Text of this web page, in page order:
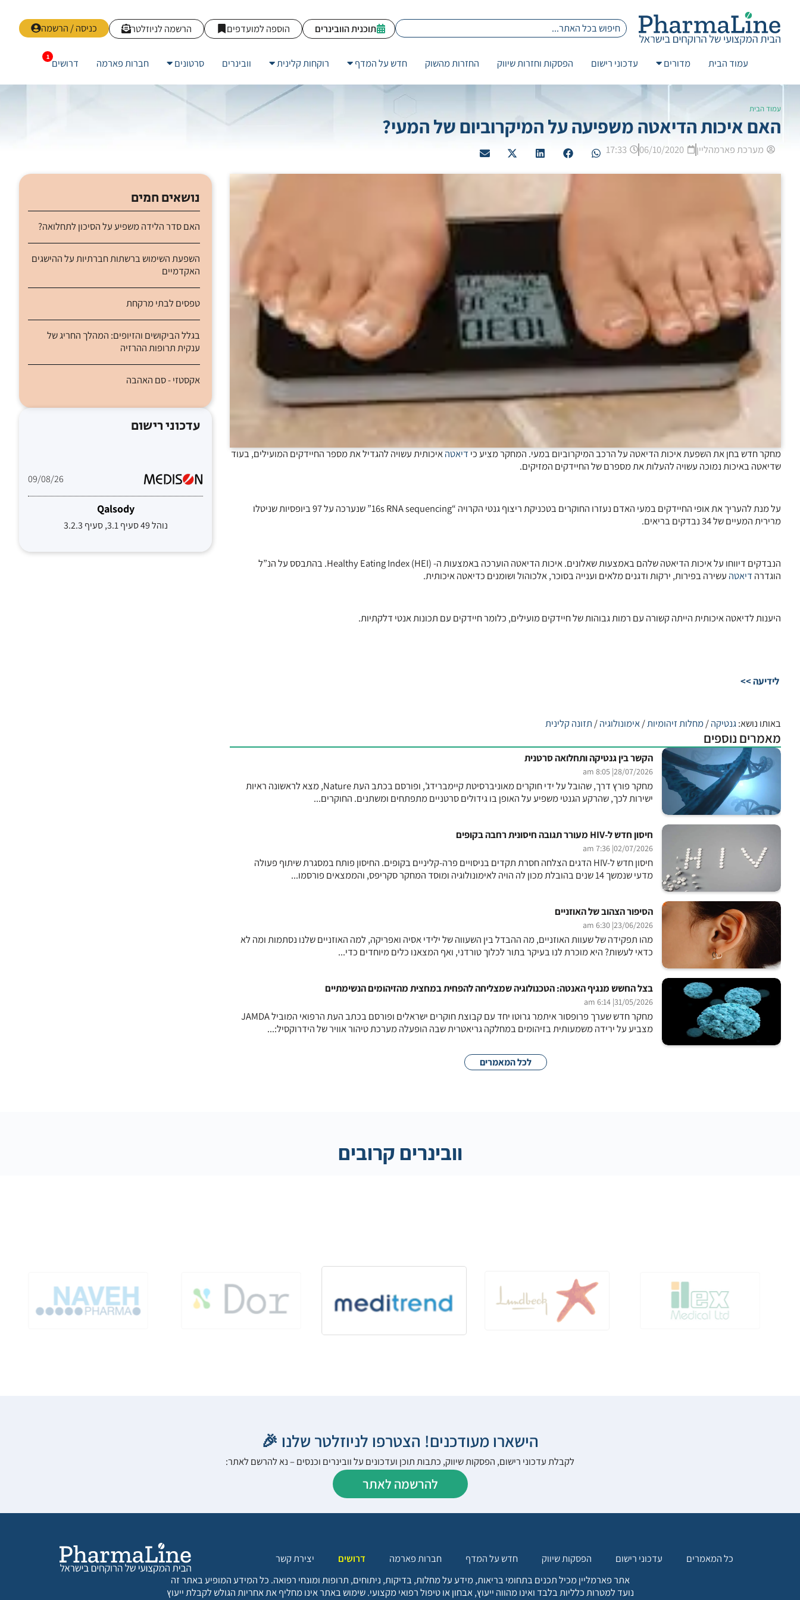
כניסה / הרשמה הרשמה לניוזלטר הוספה למועדפים תוכנית הוובינרים
עמוד הבית מדורים עדכוני רישום הפסקות וחזרות שיווק החזרות מהשוק חדש על המדף רוקחות קלינית וובינרים סרטונים חברות פארמה דרושים
עמוד הבית
האם איכות הדיאטה משפיעה על המיקרוביום של המעי?
מערכת פארמהליין 06/10/2020
17:33
מחקר חדש בחן את השפעת איכות הדיאטה על הרכב המיקרוביום במעי. המחקר מציע כי דיאטהאיכותית עשויה להגדיל את מספר החיידקים המועילים, בעוד
שדיאטה באיכות נמוכה עשויה להעלות את מספרם של החיידקים המזיקים.
על מנת להעריך את אופי החיידקים במעי האדם נעזרו החוקרים בטכניקת ריצוף גנטי הקרויה “16s RNA sequencing” שנערכה על 97 ביופסיות שניטלו
מרירית המעיים של 34 נבדקים בריאים.
הנבדקים דיווחו על איכות הדיאטה שלהם באמצעות שאלונים. איכות הדיאטה הוערכה באמצעות ה- Healthy Eating Index (HEI). בהתבסס על הנ”ל
הוגדרה דיאטה עשירה בפירות, ירקות ודגנים מלאים וענייה בסוכר, אלכוהול ושומנים כדיאטה איכותית.
היענות לדיאטה איכותית הייתה קשורה עם רמות גבוהות של חיידקים מועילים, כלומר חיידקים עם תכונות אנטי דלקתיות.
לידיעה >>
באותו נושא:גנטיקה/מחלות זיהומיות/אימונולוגיה/ תזונה קלינית
מאמרים נוספים
הקשר בין גנטיקה ותחלואה סרטנית
28/07/2026
| 8:05 am
מחקר פורץ דרך, שהובל על ידי חוקרים מאוניברסיטת קיימברידג', ופורסם בכתב העת Nature, מצא לראשונה ראיות
ישירות לכך, שהרקע הגנטי משפיע על האופן בו גידולים סרטניים מתפתחים ומשתנים. החוקרים...
חיסון חדש ל-HIV מעורר תגובה חיסונית רחבה בקופים
02/07/2026
| 7:36 am
חיסון חדש ל-HIV הדגים הצלחה חסרת תקדים בניסויים פרה-קליניים בקופים. החיסון פותח במסגרת שיתוף פעולה
מדעי שנמשך 14 שנים בהובלת מכון לה הויה לאימונולוגיה ומוסד המחקר סקריפס, והממצאים פורסמו...
הסיפור הצהוב של האוזניים
23/06/2026
| 6:30 am
מהו תפקידה של שעוות האוזניים, מה ההבדל בין השעווה של ילידי אסיה ואפריקה, למה האוזניים שלנו נסתמות ומה לא
כדאי לעשות? היא מוכרת לנו בעיקר בתור לכלוך טורדני, ואף המצאנו כלים מיוחדים כדי...
בצל החשש מנגיף האנטה: הטכנולוגיה שמצליחה להפחית במחצית מהזיהומים הנשימתיים
31/05/2026
| 6:14 am
מחקר חדש שערך פרופסור איתמר גרוטו יחד עם קבוצת חוקרים ישראלים ופורסם בכתב העת הרפואי המוביל JAMDA
מצביע על ירידה משמעותית בזיהומים במחלקה גריאטרית שבה הופעלה מערכת טיהור אוויר של הידרוקסיל:...
לכל המאמרים
נושאים חמים
האם סדר הלידה משפיע על הסיכון לתחלואה?
השפעת השימוש ברשתות חברתיות על ההישגים
האקדמיים
טפסים לבתי מרקחת
בגלל הביקושים והזיופים: המהלך החריג של
ענקית תרופות ההרזיה
אקסטזי - סם האהבה
עדכוני רישום
09/08/26
Qalsody
נוהל 49 סעיף 3.1, סעיף 3.2.3
וובינרים קרובים
הישארו מעודכנים! הצטרפו לניוזלטר שלנו 🎉
לקבלת עדכוני רישום, הפסקות שיווק, כתבות תוכן ועדכונים על וובינרים וכנסים – נא להרשם לאתר:
להרשמה לאתר
כל המאמרים עדכוני רישום הפסקות שיווק חדש על המדף חברות פארמה דרושים
יצירת קשר
אתר פארמליין מכיל תכנים בתחומי בריאות, מידע על מחלות, בדיקות, ניתוחים, תרופות ומונחי רפואה. כל המידע המופיע באתר זה
נועד למטרות כלליות בלבד ואינו מהווה ייעוץ, אבחון או טיפול רפואי מקצועי. שימוש באתר אינו מחליף את אחריות הגולש לקבלת ייעוץ